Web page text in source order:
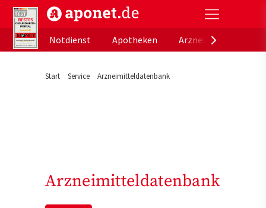
aponet.de - Das offizielle Gesundheitsportal der
Notdienst
Apotheken
Start Service Arzneimitteldatenbank
Arzneimitteldatenbank